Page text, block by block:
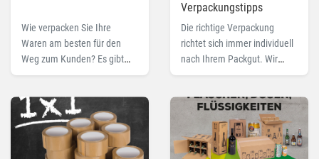
Wie verpacken Sie Ihre
Waren am besten für den
Weg zum Kunden? Es gibt
eine Vielzahl an
die es auch eine Vielzahl an
Verpackungen gibt. Wir
geben Ihnen mögliche
Verpackungen für Schiff,
Verpackungstipps
Die richtige Verpackung
richtet sich immer individuell
nach Ihrem Packgut. Wir
haben für Sie deshalb die 10
Verpackungstipps
zusammengestellt.